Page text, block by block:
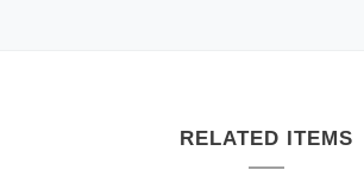
RELATED ITEMS